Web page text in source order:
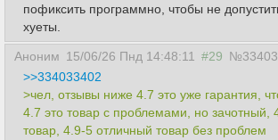
пофиксить программно, чтобы не
хуеты.
Аноним 15/06/26 Пнд 14:48:11 #29
>>334033402
>чел, отзывы ниже 4.7 это уже гарантия,
4.7 это товар с проблемами, но зачотный,
товар, 4.9-5 отличный товар без проблем